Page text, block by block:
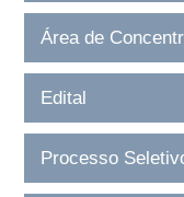
Área de
Edital
Processo